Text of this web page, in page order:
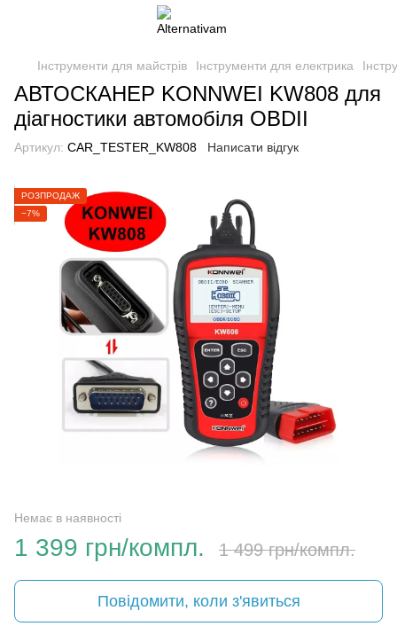
Інструменти для майстрів Інструменти для електрика
АВТОСКАНЕР KONNWEI KW808 для
діагностики автомобіля OBDII
Артикул: CAR_TESTER_KW808 Написати відгук
РОЗПРОДАЖ
−7%
Немає в наявності
1 399 грн/компл. 1 499 грн/компл.
Повідомити, коли з'явиться